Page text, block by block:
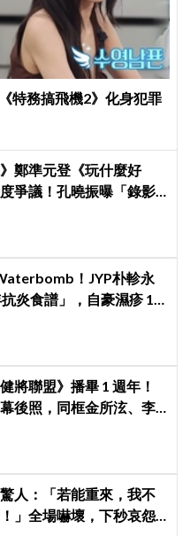
特務搞飛機2》化身犯罪
》鄭準元登《玩什麼好
爭議！孔曉振曝「錄影
！JYP朴軫永
炎食譜」，自豪濕疹 10
將聯盟》播畢 1 週年！
後照，同框金所泫、李
人：「若能重來，我不
」全場嚇壞，下秒哀怨